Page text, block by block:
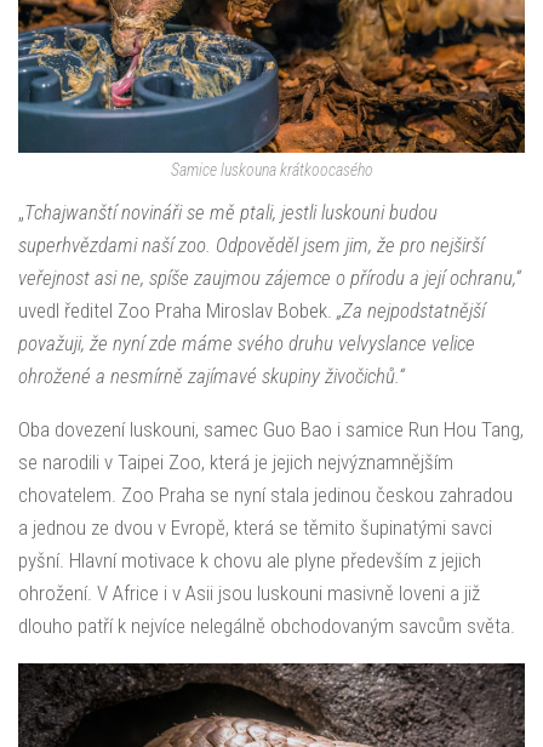
Samice luskouna krátkoocasého
„Tchajwanští novináři se mě ptali, jestli luskouni budou
superhvězdami naší zoo. Odpověděl jsem jim, že pro nejširší
veřejnost asi ne, spíše zaujmou zájemce o přírodu a její ochranu,“
uvedl ředitel Zoo Praha Miroslav Bobek. „Za nejpodstatnější
považuji, že nyní zde máme svého druhu velvyslance velice
ohrožené a nesmírně zajímavé skupiny živočichů.“
Oba dovezení luskouni, samec Guo Bao i samice Run Hou Tang,
se narodili v Taipei Zoo, která je jejich nejvýznamnějším
chovatelem. Zoo Praha se nyní stala jedinou českou zahradou
a jednou ze dvou v Evropě, která se těmito šupinatými savci
pyšní. Hlavní motivace k chovu ale plyne především z jejich
ohrožení. V Africe i v Asii jsou luskouni masivně loveni a již
dlouho patří k nejvíce nelegálně obchodovaným savcům světa.